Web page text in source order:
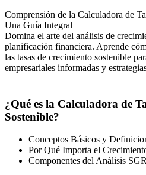
Comprensión de la Calculadora de
Una Guía Integral
Domina el arte del análisis de
planificación financiera. Aprende
las tasas de crecimiento sostenible
empresariales informadas y
¿Qué es la Calculadora de
Sostenible?
Conceptos Básicos y
Por Qué Importa el
Componentes del Análisis SGR